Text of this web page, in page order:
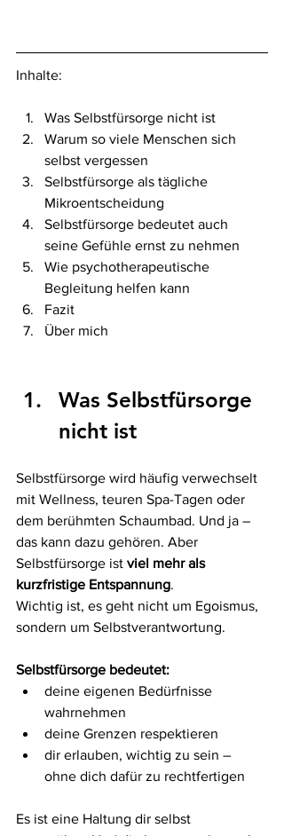
Inhalte:
Was Selbstfürsorge nicht ist
Warum so viele Menschen sich
selbst vergessen
Selbstfürsorge als tägliche
Mikroentscheidung
Selbstfürsorge bedeutet auch
seine Gefühle ernst zu nehmen
Wie psychotherapeutische
Begleitung helfen kann
Fazit
Über mich
Was Selbstfürsorge
nicht ist
Selbstfürsorge wird häufig verwechselt
mit Wellness, teuren Spa-Tagen oder
dem berühmten Schaumbad. Und ja –
das kann dazu gehören. Aber
Selbstfürsorge ist viel mehr als
kurzfristige Entspannung.
Wichtig ist, es geht nicht um Egoismus,
sondern um Selbstverantwortung.
Selbstfürsorge bedeutet:
deine eigenen Bedürfnisse
wahrnehmen
deine Grenzen respektieren
dir erlauben, wichtig zu sein –
ohne dich dafür zu rechtfertigen
Es ist eine Haltung dir selbst